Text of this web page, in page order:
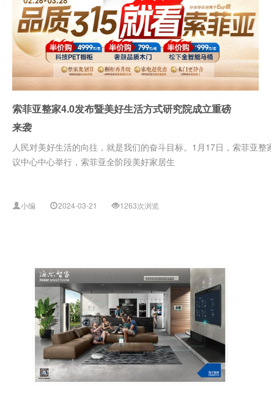
索菲亚整家4.0发布暨美好生活方式研究院成立重磅
来袭
人民对美好生活的向往，就是我们的奋斗目标。1月17日，索菲亚
议中心中心举行，索菲亚全阶段美好家居生
小编 2024-03-21 1263次浏览